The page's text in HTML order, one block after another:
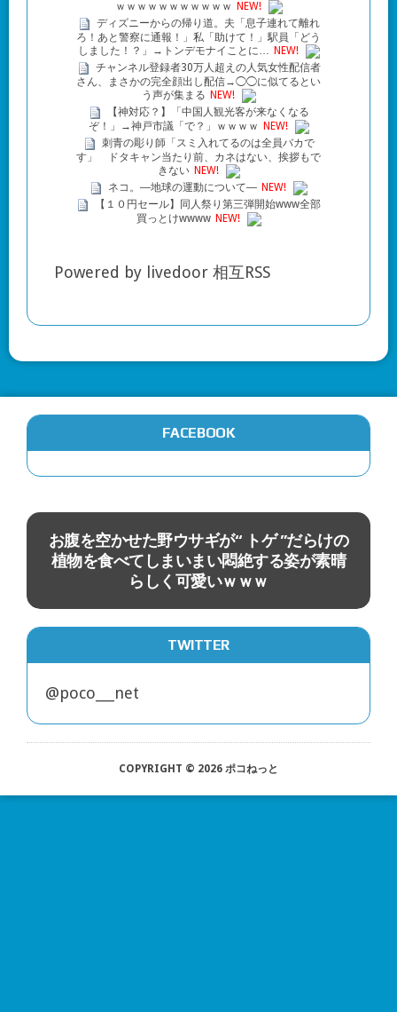
ｗｗｗｗｗｗｗｗｗｗｗ
NEW!
ディズニーからの帰り道。夫「息子連れて離れ
ろ！あと警察に通報！」私「助けて！」駅員「どう
しました！？」→トンデモナイことに… NEW!
チャンネル登録者30万人超えの人気女性配信者
さん、まさかの完全顔出し配信→◯◯に似てるとい
う声が集まる NEW!
【神対応？】「中国人観光客が来なくなる
ぞ！」→神戸市議「で？」ｗｗｗｗ
NEW!
刺青の彫り師「スミ入れてるのは全員バカで
す」 ドタキャン当たり前、カネはない、挨拶もで
きない NEW!
ネコ。―地球の運動について― NEW!
【１０円セール】同人祭り第三弾開始www全部
買っとけwwww NEW!
Powered by livedoor 相互RSS
FACEBOOK
お腹を空かせた野ウサギが“ トゲ ”だらけの
植物を食べてしまいまい悶絶する姿が素晴
らしく可愛いｗｗｗ
TWITTER
@poco___net
COPYRIGHT © 2026 ポコねっと